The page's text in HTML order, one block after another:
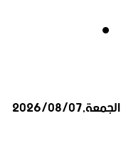
الجمعة,2026/08/07